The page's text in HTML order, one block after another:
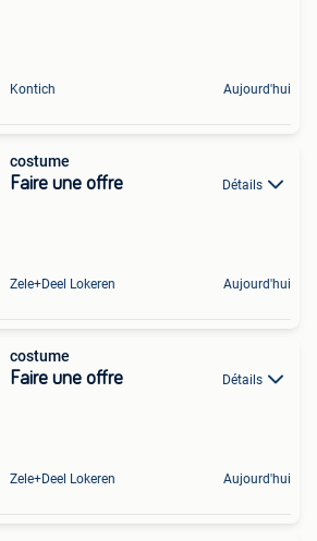
Kontich Aujourd'hui
costume
Faire une offre Détails
Zele+Deel Lokeren Aujourd'hui
costume
Faire une offre Détails
Zele+Deel Lokeren Aujourd'hui